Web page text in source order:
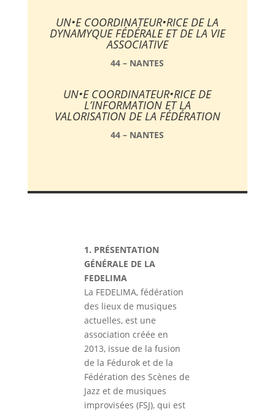
UN•E COORDINATEUR•RICE DE LA
DYNAMYQUE FÉDÉRALE ET DE LA VIE
ASSOCIATIVE
44 – NANTES
UN•E COORDINATEUR•RICE DE
L’INFORMATION ET LA
VALORISATION DE LA FÉDÉRATION
44 – NANTES
1. PRÉSENTATION
GÉNÉRALE DE LA
FEDELIMA
La FEDELIMA, fédération
des lieux de musiques
actuelles, est une
association créée en
2013, issue de la fusion
de la Fédurok et de la
Fédération des Scènes de
Jazz et de musiques
improvisées (FSJ), qui est